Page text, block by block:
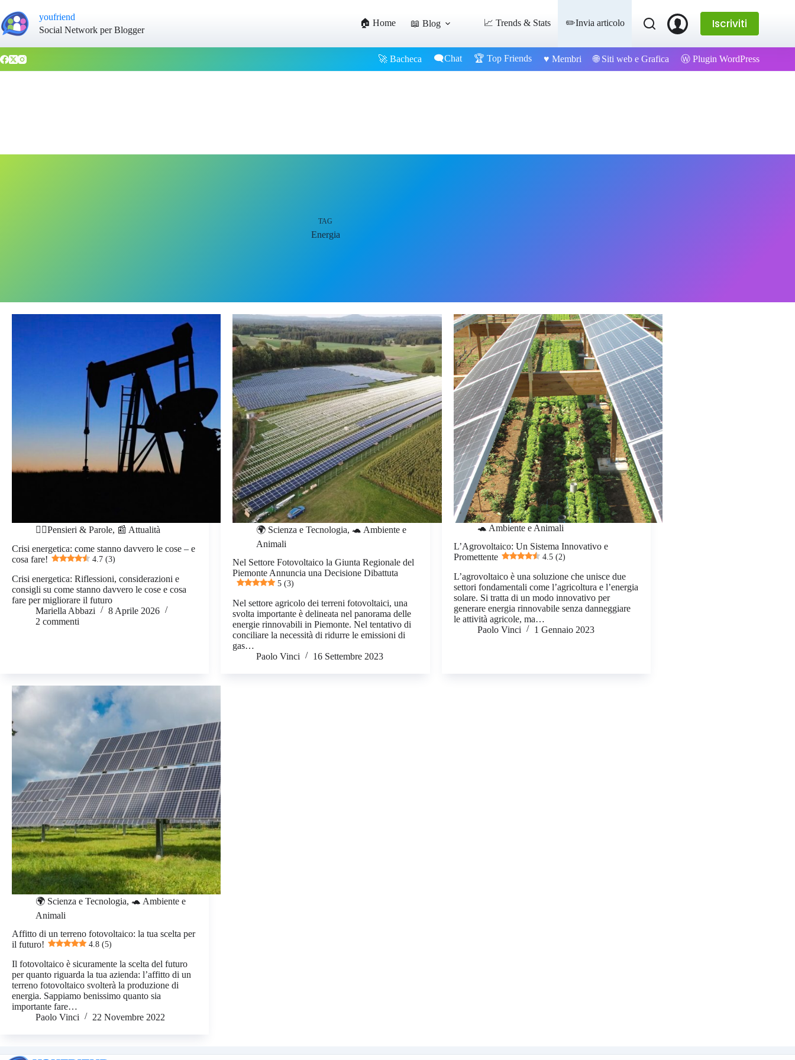
youfriend
Social Network per Blogger
🏠 Home 📖 Blog 📈 Trends & Stats ✏️Invia articolo Iscriviti
🚀 Bacheca 🗨️Chat 🏆 Top Friends ♥️ Membri 🌐 Siti web e Grafica Ⓦ Plugin WordPress
TAG
Energia
✍🏻Pensieri & Parole, 📰 Attualità
Crisi energetica: come stanno davvero le cose – e
cosa fare!
4.7 (3)
Crisi energetica: Riflessioni, considerazioni e
consigli su come stanno davvero le cose e cosa
fare per migliorare il futuro
Mariella Abbazi
8 Aprile 2026
2 commenti
🌍 Scienza e Tecnologia, 🐢 Ambiente e
Animali
Nel Settore Fotovoltaico la Giunta Regionale del
Piemonte Annuncia una Decisione Dibattuta
5 (3)
Nel settore agricolo dei terreni fotovoltaici, una
svolta importante è delineata nel panorama delle
energie rinnovabili in Piemonte. Nel tentativo di
conciliare la necessità di ridurre le emissioni di
gas…
Paolo Vinci
16 Settembre 2023
🐢 Ambiente e Animali
L’Agrovoltaico: Un Sistema Innovativo e
Promettente
4.5 (2)
L’agrovoltaico è una soluzione che unisce due
settori fondamentali come l’agricoltura e l’energia
solare. Si tratta di un modo innovativo per
generare energia rinnovabile senza danneggiare
le attività agricole, ma…
Paolo Vinci
1 Gennaio 2023
🌍 Scienza e Tecnologia, 🐢 Ambiente e
Animali
Affitto di un terreno fotovoltaico: la tua scelta per
il futuro!
4.8 (5)
Il fotovoltaico è sicuramente la scelta del futuro
per quanto riguarda la tua azienda: l’affitto di un
terreno fotovoltaico svolterà la produzione di
energia. Sappiamo benissimo quanto sia
importante fare…
Paolo Vinci
22 Novembre 2022